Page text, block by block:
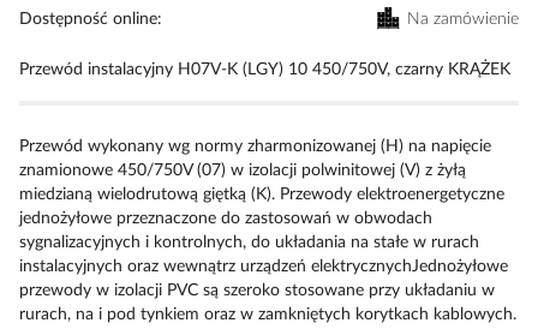
Dostępność online Na zamówienie
Przewód instalacyjny H07V-K (LGY) 10 450/750V, czarny KRĄŻEK
Przewód wykonany wg normy zharmonizowanej (H) na napięcie
znamionowe 450/750V (07) w izolacji polwinitowej (V) z żyłą
miedzianą wielodrutową giętką (K). Przewody elektroenergetyczne
jednożyłowe przeznaczone do zastosowań w obwodach
sygnalizacyjnych i kontrolnych, do układania na stałe w rurach
instalacyjnych oraz wewnątrz urządzeń elektrycznychJednożyłowe
przewody w izolacji PVC są szeroko stosowane przy układaniu w
rurach, na i pod tynkiem oraz w zamkniętych korytkach kablowych.